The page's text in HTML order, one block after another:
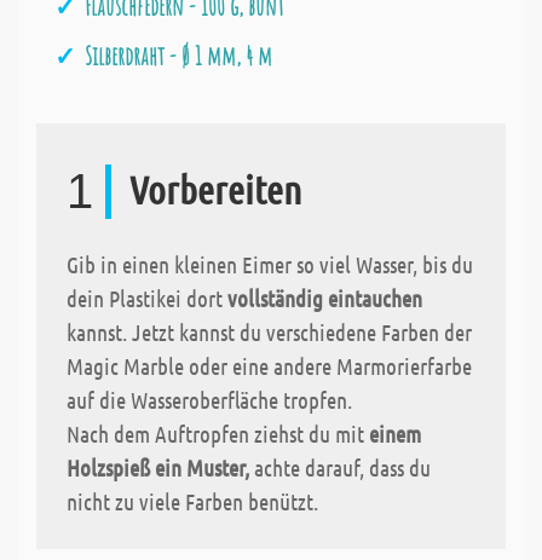
Silberdraht - Ø 1 mm, 4 m
1 Vorbereiten
Gib in einen kleinen Eimer so viel Wasser, bis du
dein Plastikei dortvollständig eintauchen
kannst. Jetzt kannst du verschiedene Farben der
Magic Marble oder eine andere Marmorierfarbe
auf die Wasseroberfläche tropfen.
Nach dem Auftropfen ziehst du mit einem
Holzspieß ein Muster,achte darauf, dass du
nicht zu viele Farben benützt.